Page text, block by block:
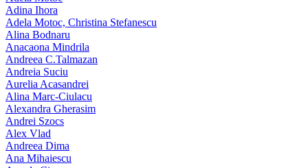
Adina Ihora
Adela Motoc, Christina Stefanescu
Alina Bodnaru
Anacaona Mindrila
Andreea C.Talmazan
Andreia Suciu
Aurelia Acasandrei
Alina Marc-Ciulacu
Alexandra Gherasim
Andrei Szocs
Alex Vlad
Andreea Dima
Ana Mihaiescu